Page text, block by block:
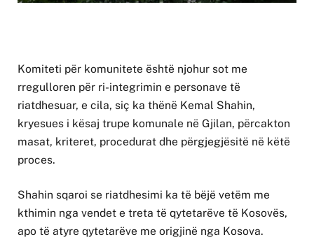
Komiteti për komunitete është njohur sot me
rregulloren për ri-integrimin e personave të
riatdhesuar, e cila, siç ka thënë Kemal Shahin,
kryesues i kësaj trupe komunale në Gjilan, përcakton
masat, kriteret, procedurat dhe përgjegjësitë në këtë
proces.
Shahin sqaroi se riatdhesimi ka të bëjë vetëm me
kthimin nga vendet e treta të qytetarëve të Kosovës,
apo të atyre qytetarëve me origjinë nga Kosova.